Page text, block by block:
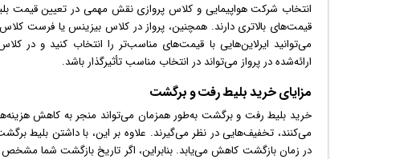
انتخاب شرکت هواپیمایی و کلاس پروازی نقش مهمی در تعیین قیمت بلیط
قیمت‌های بالاتری دارند. همچنین، پرواز در کلاس بیزینس یا فرست
می‌توانید ایرلاین‌هایی با قیمت‌های مناسب‌تر را انتخاب کنید و در
ارائه‌شده در پرواز می‌تواند در انتخاب مناسب تأثیرگذار باشد.
مزایای خرید بلیط رفت و برگشت
خرید بلیط رفت و برگشت به‌طور همزمان می‌تواند منجر به کاهش هزینه‌ها
می‌کنند، تخفیف‌هایی در نظر می‌گیرند. علاوه بر این، با داشتن بلیط
در زمان بازگشت کاهش می‌یابد. بنابراین، اگر تاریخ بازگشت شما